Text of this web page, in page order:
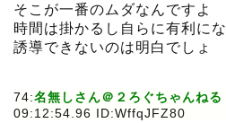
そこが一番のムダなんですよ
時間は掛かるし自らに有利に
誘導できないのは明白でしょ
74:名無しさん＠２ろぐちゃんねる
09:12:54.96 ID:WffqJFZ80